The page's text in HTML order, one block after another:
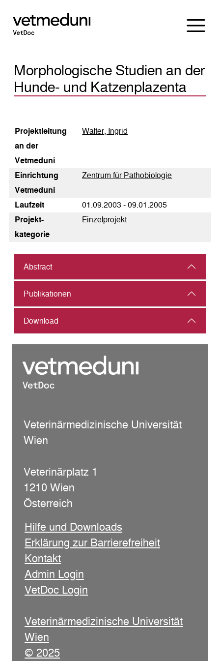
Morphologische Studien an der
Hunde- und Katzenplazenta
Pro­jekt­lei­tung
an der
Vetmeduni
Walter, Ingrid
Einrichtung
Vetmeduni
Zentrum für Pathobiologie
Laufzeit
01.09.2003 - 09.01.2005
Pro­jekt­
kategorie
Einzelprojekt
Abstract
Publikationen
Download
Veterinärmedizinische Universität
Wien
Veterinärplatz 1
1210 Wien
Österreich
Hilfe und Downloads
Erklärung zur Barrierefreiheit
Kontakt
Admin Login
VetDoc Login
Veterinärmedizinische Universität
Wien
© 2025